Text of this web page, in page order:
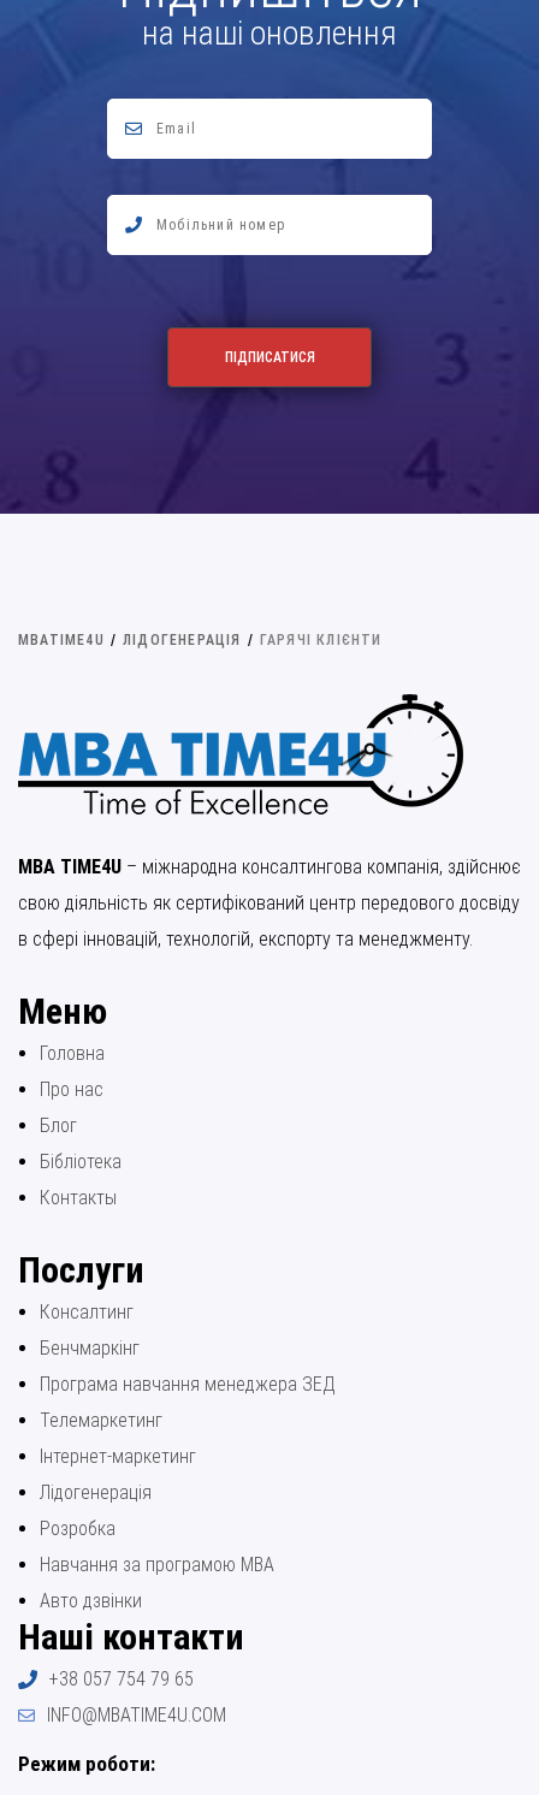
на наші оновлення
MBATIME4U / ЛІДОГЕНЕРАЦІЯ / ГАРЯЧІ КЛІЄНТИ
MBA TIME4U – міжнародна консалтингова компанія, здійснює
свою діяльність як сертифікований центр передового досвіду
в сфері інновацій, технологій, експорту та менеджменту.
Меню
Головна
Про нас
Блог
Бібліотека
Контакты
Послуги
Консалтинг
Бенчмаркінг
Програма навчання менеджера ЗЕД
Телемаркетинг
Інтернет-маркетинг
Лідогенерація
Розробка
Навчання за програмою МВА
Авто дзвінки
Наші контакти
+38 057 754 79 65
INFO@MBATIME4U.COM
Режим роботи: